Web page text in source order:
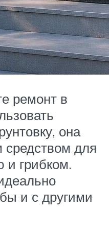
ремонт в
она
средством для
и грибком.
и с другими